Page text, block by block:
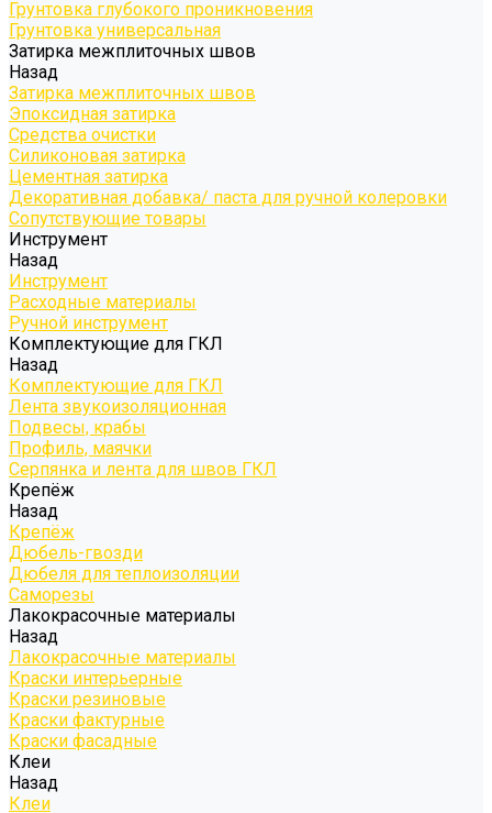
Грунтовка глубокого проникновения
Грунтовка универсальная
Затирка межплиточных швов
Назад
Затирка межплиточных швов
Эпоксидная затирка
Средства очистки
Силиконовая затирка
Цементная затирка
Декоративная добавка/ паста для ручной колеровки
Сопутствующие товары
Инструмент
Назад
Инструмент
Расходные материалы
Ручной инструмент
Комплектующие для ГКЛ
Назад
Комплектующие для ГКЛ
Лента звукоизоляционная
Подвесы, крабы
Профиль, маячки
Серпянка и лента для швов ГКЛ
Крепёж
Назад
Крепёж
Дюбель-гвозди
Дюбеля для теплоизоляции
Саморезы
Лакокрасочные материалы
Назад
Лакокрасочные материалы
Краски интерьерные
Краски резиновые
Краски фактурные
Краски фасадные
Клеи
Назад
Клеи